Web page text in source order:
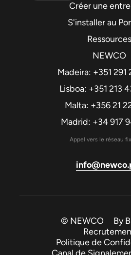
Créer une
S'installer au
Ressources
NEWCO
Madeira: +351 291
Lisboa: +351 213
Malta: +356 21
Madrid: +34 917
Appel vers le réseau
© NEWCO By
Politique de